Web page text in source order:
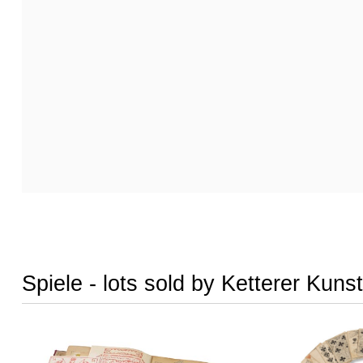
Spiele - lots sold by Ketterer Kunst